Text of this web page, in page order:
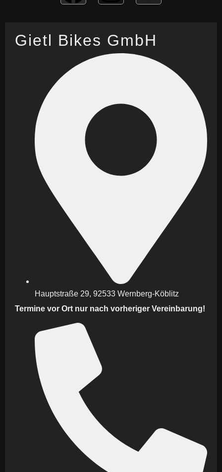
Gietl Bikes GmbH
Hauptstraße 29, 92533 Wernberg-Köblitz
Termine vor Ort nur nach vorheriger Vereinbarung!